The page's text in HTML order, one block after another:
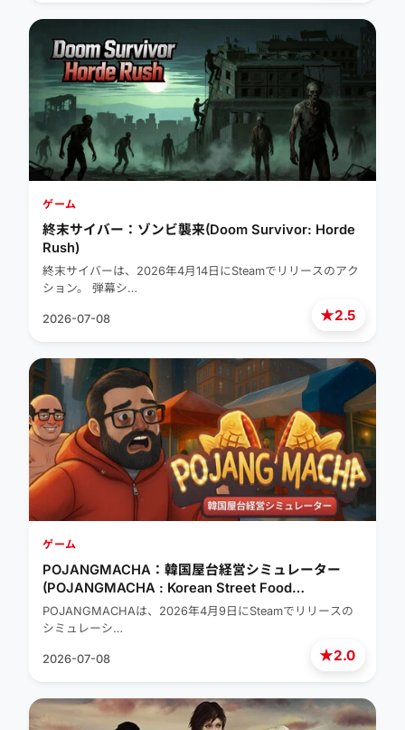
★2.5
ゲーム
終末サイバー：ゾンビ襲来(Doom Survivor: Horde
Rush)
終末サイバーは、2026年4月14日にSteamでリリースのアク
ション。 弾幕シ…
2026-07-08
★2.0
ゲーム
POJANGMACHA：韓国屋台経営シミュレーター
(POJANGMACHA : Korean Street Food
Management Simulator)
POJANGMACHAは、2026年4月9日にSteamでリリースの
シミュレーシ…
2026-07-08